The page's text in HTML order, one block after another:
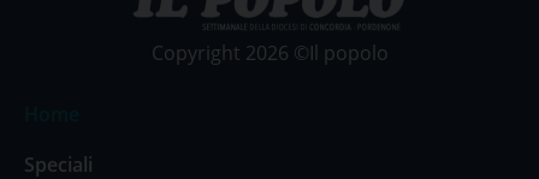
Copyright 2026 ©Il popolo
Speciali